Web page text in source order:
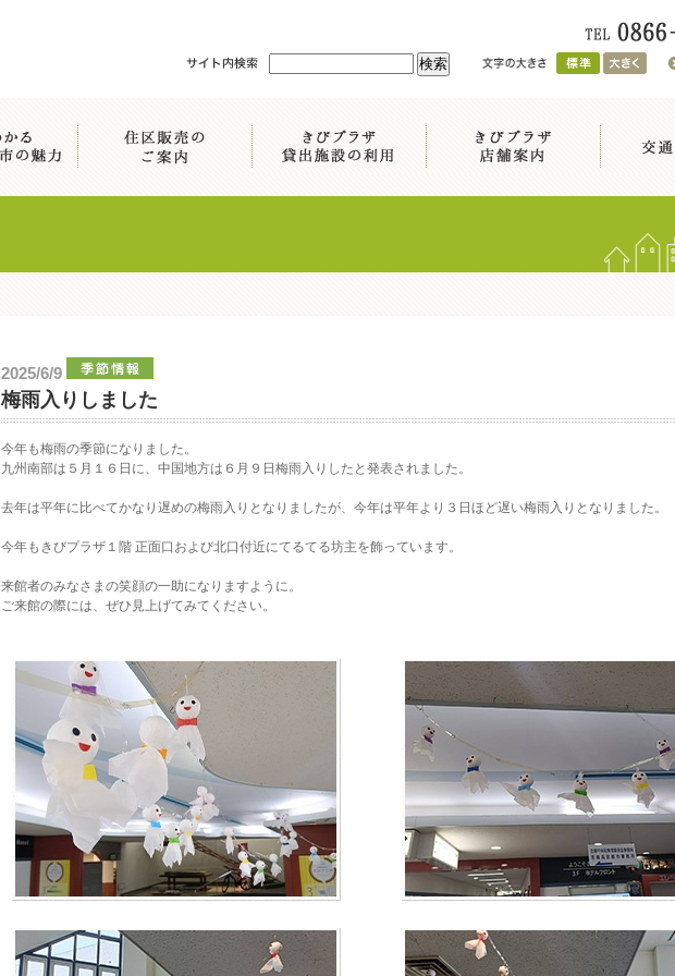
2025/6/9
梅雨入りしました
今年も梅雨の季節になりました。
九州南部は５月１６日に、中国地方は６月９日梅雨入りしたと発表されました。
去年は平年に比べてかなり遅めの梅雨入りとなりましたが、今年は平年より３日ほど遅い梅雨入りとなりました。
今年もきびプラザ１階 正面口および北口付近にてるてる坊主を飾っています。
来館者のみなさまの笑顔の一助になりますように。
ご来館の際には、ぜひ見上げてみてください。